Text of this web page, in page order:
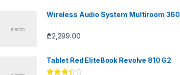
Wireless Audio System Multiroom 360
₾2,299.00
Tablet Red EliteBook Revolve 810 G2